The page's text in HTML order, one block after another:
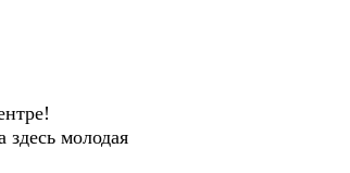
молодая